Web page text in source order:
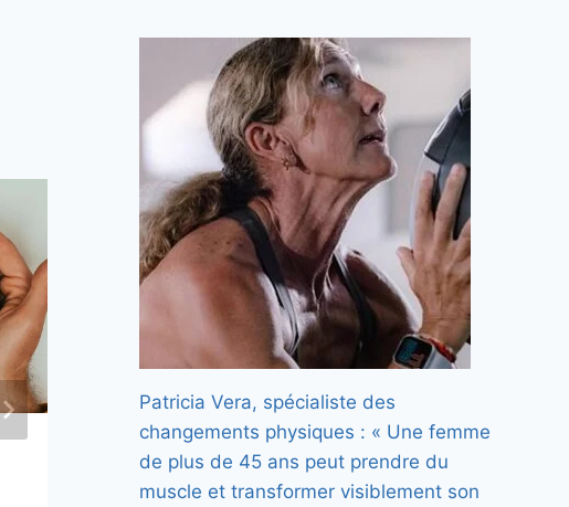
Et si les sodas light faisaient
grossir même s’ils contiennent
Patricia Vera, spécialiste des
changements physiques : « Une femme
de plus de 45 ans peut prendre du
muscle et transformer visiblement son